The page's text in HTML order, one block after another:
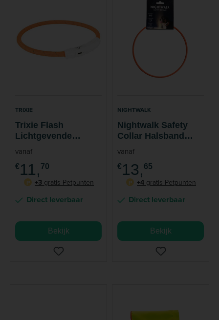
TRIXIE
Trixie Flash
Lichtgevende
Halsband USB Hond
vanaf
€11, 70
P
+3 gratis Petpunten
Direct leverbaar
Bekijk
NIGHTWALK
Nightwalk Safety
Collar Halsband
Hond
vanaf
€13, 65
P
+4 gratis Petpunten
Direct leverbaar
Bekijk